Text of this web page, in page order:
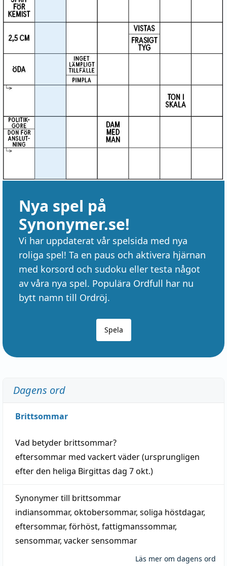
Nya spel på
Synonymer.se!
Vi har uppdaterat vår spelsida med nya
roliga spel! Ta en paus och aktivera hjärnan
med korsord och sudoku eller testa något
av våra nya spel. Populära Ordfull har nu
bytt namn till Ordröj.
Spela
Dagens ord
Brittsommar
Vad betyder brittsommar?
eftersommar med vackertväder(ursprungligen
efter den heliga Birgittas dag 7 okt.)
Synonymer till brittsommar
indiansommar, oktobersommar, soliga höstdagar,
eftersommar, förhöst, fattigmanssommar,
sensommar, vacker sensommar
Läs mer om dagens ord